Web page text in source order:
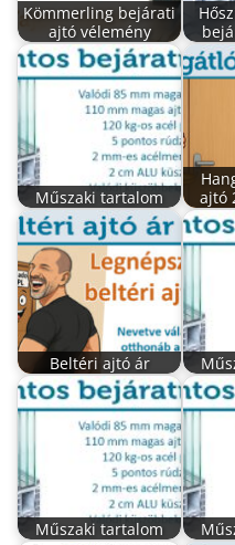
Kömmerling bejárati
ajtó vélemény
Műszaki tartalom
ajtó
Beltéri ajtó ár
Műszaki tartalom